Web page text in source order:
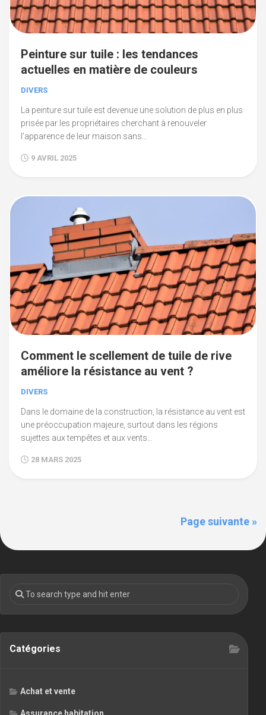
Peinture sur tuile : les tendances
actuelles en matière de couleurs
DIVERS
La peinture sur tuile est devenue une solution de plus en plus
prisée par les propriétaires cherchant à renouveler
l’apparence de leur maison sans...
9 AVRIL 2025
Comment le scellement de tuile de rive
améliore la résistance au vent ?
DIVERS
Dans le domaine de la construction, la résistance au vent est
une préoccupation majeure, surtout dans les régions
sujettes aux tempêtes et aux vents...
28 MARS 2025
Page suivante »
Catégories
Achat et vente
Assurance habitation